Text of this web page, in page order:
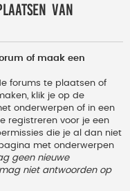
van
of maak een
forums te plaatsen of
klik je op de
onderwerpen of in een
registreren voor je een
die je al dan niet
met onderwerpen
geen nieuwe
niet antwoorden op